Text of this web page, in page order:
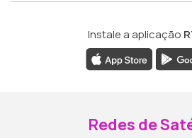
Instale a aplicação
Redes de